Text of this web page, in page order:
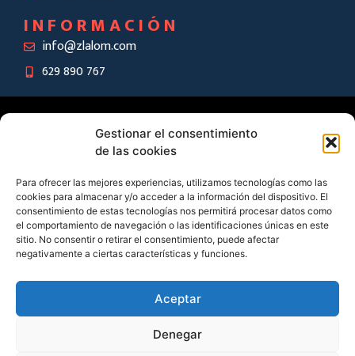
Gestionar el consentimiento
de las cookies
Para ofrecer las mejores experiencias, utilizamos tecnologías como las
cookies para almacenar y/o acceder a la información del dispositivo. El
consentimiento de estas tecnologías nos permitirá procesar datos como
el comportamiento de navegación o las identificaciones únicas en este
sitio. No consentir o retirar el consentimiento, puede afectar
negativamente a ciertas características y funciones.
Aceptar
Denegar
INFORMACIÓN
info@zlalom.com
629 890 767
Condiciones de compra–Agencia de marketing
The
Animal Brand
PROGRAMA KIT
DIGITAL
FINANCIADO POR
GENERATION DEL